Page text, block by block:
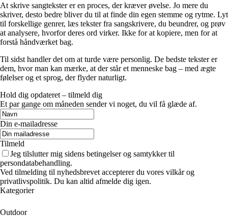
At skrive sangtekster er en proces, der kræver øvelse. Jo mere du
skriver, desto bedre bliver du til at finde din egen stemme og rytme. Lyt
til forskellige genrer, læs tekster fra sangskrivere, du beundrer, og prøv
at analysere, hvorfor deres ord virker. Ikke for at kopiere, men for at
forstå håndværket bag.
Til sidst handler det om at turde være personlig. De bedste tekster er
dem, hvor man kan mærke, at der står et menneske bag – med ægte
følelser og et sprog, der flyder naturligt.
Hold dig opdateret – tilmeld dig
Et par gange om måneden sender vi noget, du vil få glæde af.
Din e-mailadresse
Tilmeld
Jeg tilslutter mig sidens betingelser og samtykker til
persondatabehandling.
Ved tilmelding til nyhedsbrevet accepterer du vores vilkår og
privatlivspolitik. Du kan altid afmelde dig igen.
Kategorier
Outdoor